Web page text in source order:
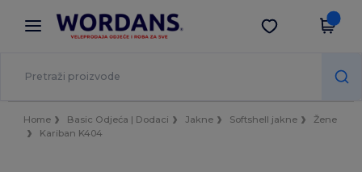
× Aplikacija Wordans
Bolje cijene u aplikaciji!
Preuzmi app
Home Basic Odjeća | Dodaci Jakne Softshell jakne
Žene
Kariban K404